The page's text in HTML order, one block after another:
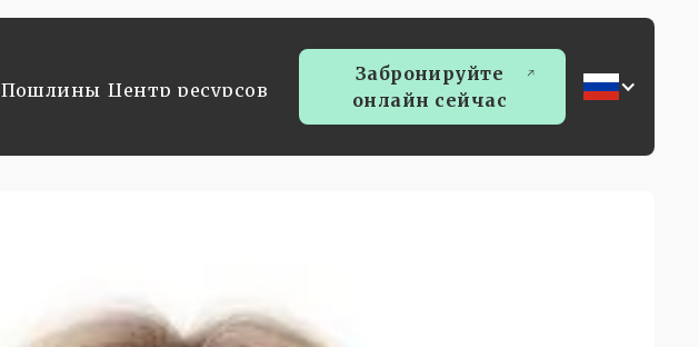
Пошлины Центр ресурсов
Забронируйте
онлайн сейчас